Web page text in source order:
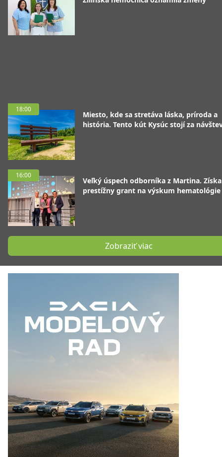
18:00
Miesto, kde sa stretáva láska, príroda a
história. Tento kút Kysúc stojí za
16:00
Veľký úspech odborníka z Martina.
prestížny grant na výskum hematológie
Zobraziť viac